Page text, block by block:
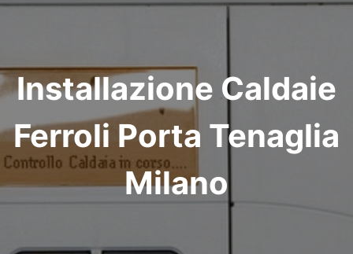
Installazione Caldaie
Ferroli Porta Tenaglia
Milano